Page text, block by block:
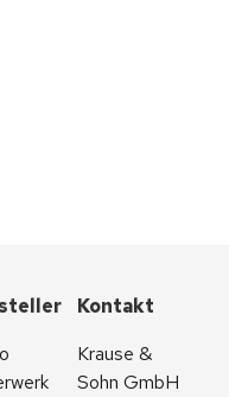
Kontakt
Krause &
Sohn GmbH